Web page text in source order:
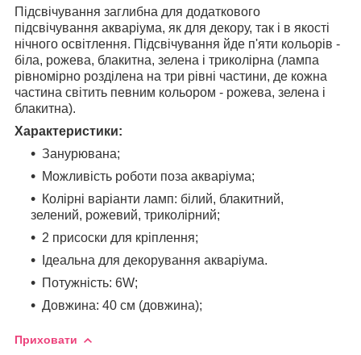
Підсвічування заглибна для додаткового
підсвічування акваріума, як для декору, так і в якості
нічного освітлення. Підсвічування йде п'яти кольорів -
біла, рожева, блакитна, зелена і триколірна (лампа
рівномірно розділена на три рівні частини, де кожна
частина світить певним кольором - рожева, зелена і
блакитна).
Характеристики:
Занурювана;
Можливість роботи поза акваріума;
Колірні варіанти ламп: білий, блакитний,
зелений, рожевий, триколірний;
2 присоски для кріплення;
Ідеальна для декорування акваріума.
Потужність: 6W;
Довжина: 40 см (довжина);
Приховати